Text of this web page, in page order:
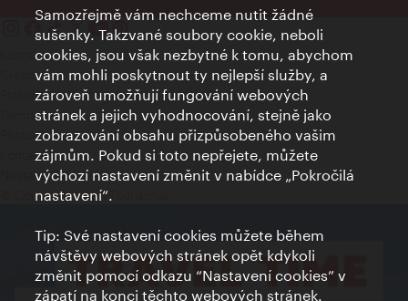
Kontakty
Credits
Prohlášení o ochraně osobních údajů
Terms of Use
Přístupnost
Kontakt pro tisk
Nastavení cookies
© Copyright Wien Tourismus
Samozřejmě vám nechceme nutit žádné
sušenky. Takzvané soubory cookie, neboli
cookies, jsou však nezbytné k tomu, abychom
vám mohli poskytnout ty nejlepší služby, a
zároveň umožňují fungování webových
stránek a jejich vyhodnocování, stejně jako
zobrazování obsahu přizpůsobeného vašim
zájmům. Pokud si toto nepřejete, můžete
výchozí nastavení změnit v nabídce „Pokročilá
nastavení“.
Tip: Své nastavení cookies můžete během
návštěvy webových stránek opět kdykoli
změnit pomocí odkazu “Nastavení cookies” v
zápatí na konci těchto webových stránek.